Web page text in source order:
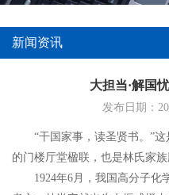
新闻资讯
大担当·解国
发布日期：
“干国家事，读圣贤书。”这
的门楼厅堂楹联，也是林氏家族
1924年6月，我国高分子化